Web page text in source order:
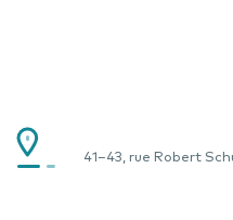
41–43, rue Robert